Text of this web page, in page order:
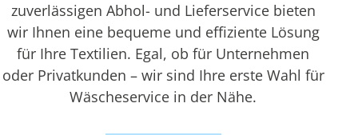
zuverlässigen Abhol- und Lieferservice bieten
wir Ihnen eine bequeme und effiziente Lösung
für Ihre Textilien. Egal, ob für Unternehmen
oder Privatkunden – wir sind Ihre erste Wahl für
Wäscheservice in der Nähe.